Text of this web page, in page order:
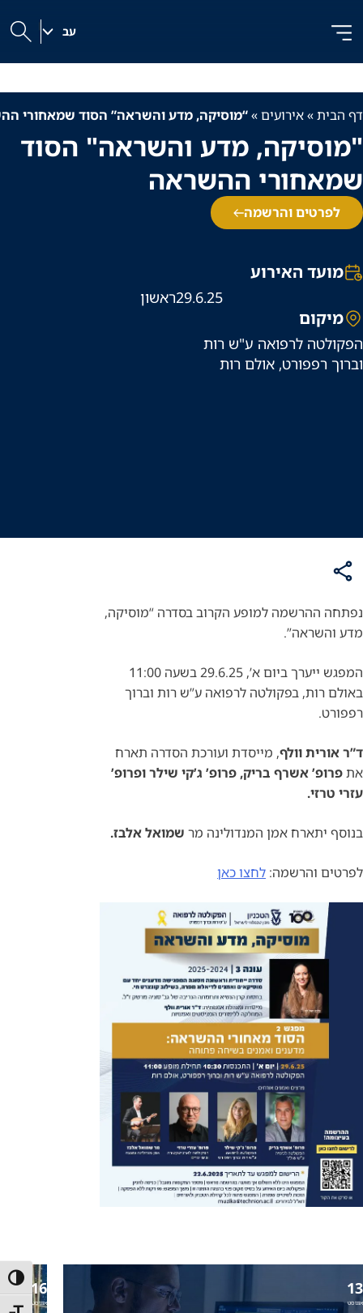
הפעל/
התוכן
עב
|
דף הבית»אירועים»“מוסיקה, מדע והשראה” הסוד שמאחורי
"מוסיקה, מדע והשראה" הסוד
שמאחורי ההשראה
לפרטים והרשמה
מועד האירוע
29.6.25ראשון
מיקום
הפקולטה לרפואה ע"ש רות
וברוך רפפורט, אולם רות
נפתחה ההרשמה למופע הקרוב בסדרה “מוסיקה,
מדע והשראה”.
המפגש ייערך ביום א’, 29.6.25 בשעה 11:00
באולם רות, בפקולטה לרפואה ע”ש רות וברוך
רפפורט.
ד”ר אורית וולף, מייסדת ועורכת הסדרה תארח
אתפרופ’ אשרף בריק, פרופ’ ג’קי שילר ופרופ’
עזרי טרזי.
בנוסף יתארח אמן המנדולינה מר שמואל אלבז.
לפרטים והרשמה: לחצו כאן
13
אוגוסט
16
אוגוסט